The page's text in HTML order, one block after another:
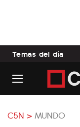
Temas del día
C5N > MUNDO